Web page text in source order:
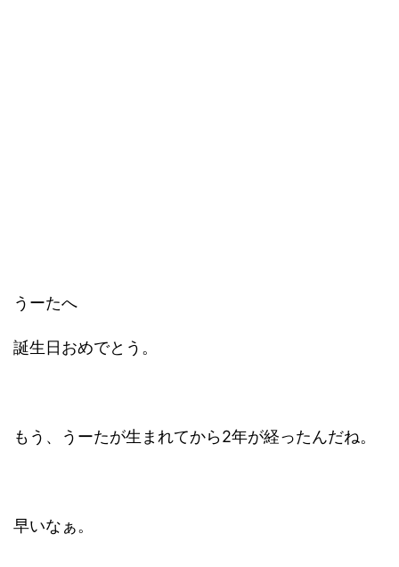
うーたへ
誕生日おめでとう。
もう、うーたが生まれてから2年が経ったんだね。
早いなぁ。